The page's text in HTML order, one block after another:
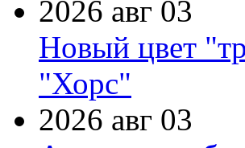
2026 авг 03
Новый цвет
"Хорс"
2026 авг 03